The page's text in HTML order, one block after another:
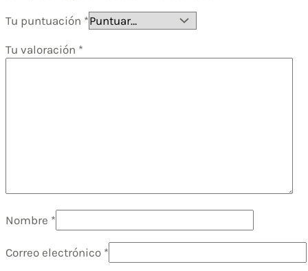
Tu puntuación *
Tu valoración *
Nombre *
Correo electrónico *